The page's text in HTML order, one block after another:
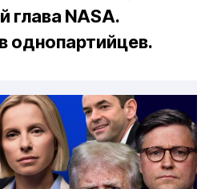
глава NASA.
однопартийцев.